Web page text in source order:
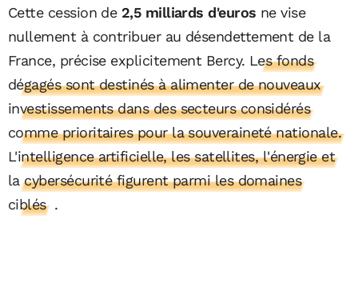
Cette cession de 2,5 milliards d'euros ne vise
nullement à contribuer au désendettement de la
France, précise explicitement Bercy. Les fonds
dégagés sont destinés à alimenter de nouveaux
investissements dans des secteurs considérés
comme prioritaires pour la souveraineté nationale.
L'intelligence artificielle, les satellites, l'énergie et
la cybersécurité figurent parmi les domaines
ciblés .